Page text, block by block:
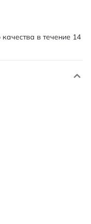
в течение 14